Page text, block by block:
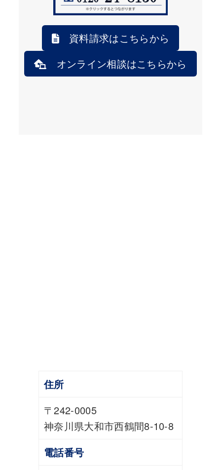
資料請求はこちらから
オンライン相談はこちらから
住所
〒242-0005
神奈川県大和市西鶴間8-10-8
電話番号